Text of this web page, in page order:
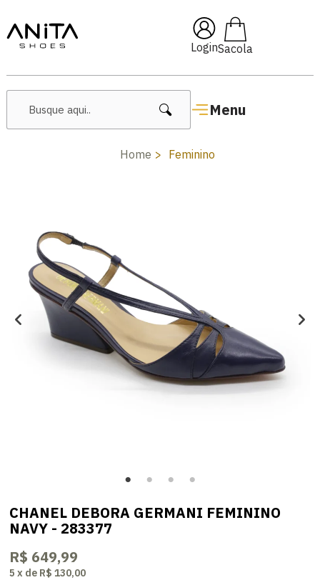
Login
Menu
🔥 Lançamentos Femininos
Home Feminino
CHANEL DEBORA GERMANI FEMININO
NAVY - 283377
R$ 649,99
5 x de R$ 130,00